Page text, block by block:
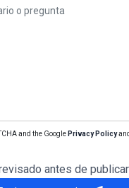
and the Google Privacy Policyand
antes de